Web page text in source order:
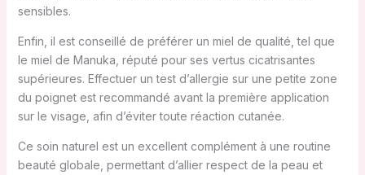
sensibles.
Enfin, il est conseillé de préférer un miel de qualité, tel que
le miel de Manuka, réputé pour ses vertus cicatrisantes
supérieures. Effectuer un test d’allergie sur une petite zone
du poignet est recommandé avant la première application
sur le visage, afin d’éviter toute réaction cutanée.
Ce soin naturel est un excellent complément à une routine
beauté globale, permettant d’allier respect de la peau et